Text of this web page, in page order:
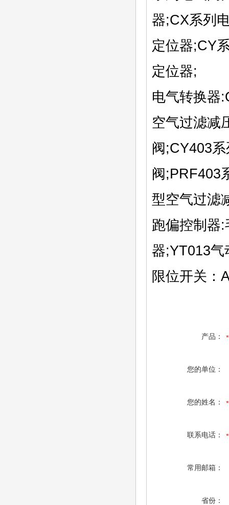
器;CX系列
定位器;CY
定位器;
电气转换器
空气过滤减
阀;CY403
阀;PRF403
型空气过滤
跑偏控制器
器;YT013气
限位开关：
产品：
您的单位：
您的姓名：
联系电话：
常用邮箱：
省份：